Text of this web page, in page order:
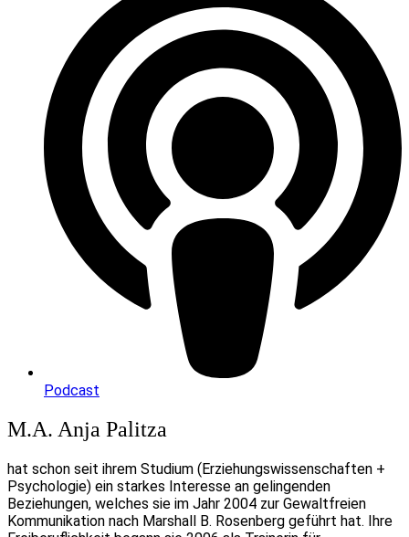
Podcast
M.A. Anja Palitza
hat schon seit ihrem Studium (Erziehungswissenschaften +
Psychologie) ein starkes Interesse an gelingenden
Beziehungen, welches sie im Jahr 2004 zur Gewaltfreien
Kommunikation nach Marshall B. Rosenberg geführt hat. Ihre